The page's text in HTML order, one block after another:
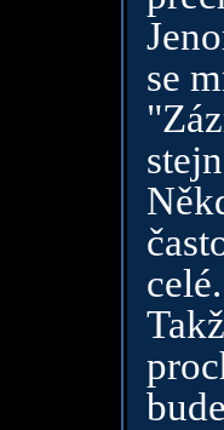
se
celé.